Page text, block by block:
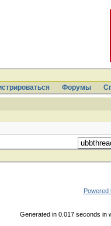
Форумы
Generated in 0.017 seconds in